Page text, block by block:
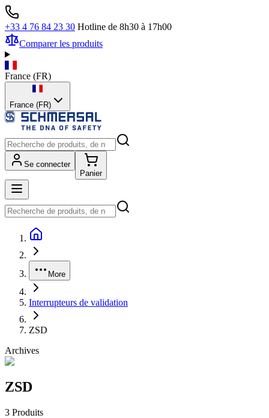
+33 4 76 84 23 30 Hotline de 8h30 à 17h00
Comparer les produits
France (FR)
France (FR)
Se connecter
Panier
More
Interrupteurs de validation
ZSD
Archives
ZSD
3 Produits